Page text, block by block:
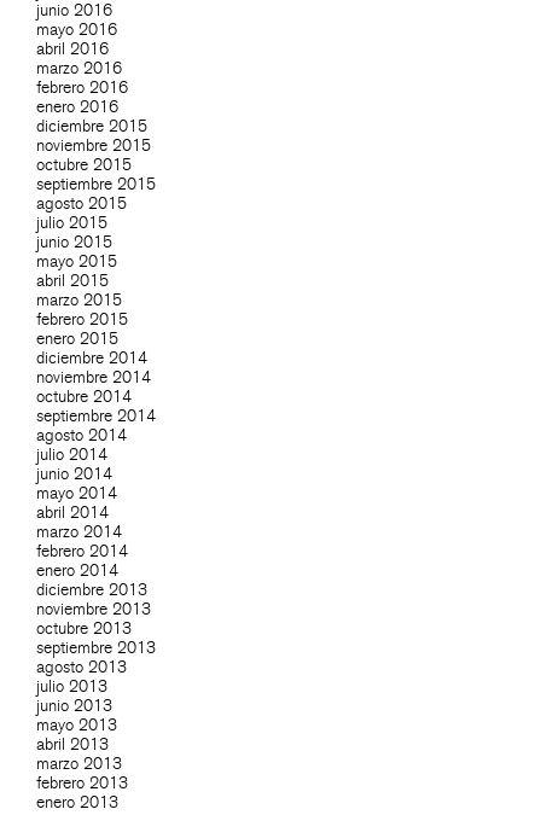
junio 2016
mayo 2016
abril 2016
marzo 2016
febrero 2016
enero 2016
diciembre 2015
noviembre 2015
octubre 2015
septiembre 2015
agosto 2015
julio 2015
junio 2015
mayo 2015
abril 2015
marzo 2015
febrero 2015
enero 2015
diciembre 2014
noviembre 2014
octubre 2014
septiembre 2014
agosto 2014
julio 2014
junio 2014
mayo 2014
abril 2014
marzo 2014
febrero 2014
enero 2014
diciembre 2013
noviembre 2013
octubre 2013
septiembre 2013
agosto 2013
julio 2013
junio 2013
mayo 2013
abril 2013
marzo 2013
febrero 2013
enero 2013